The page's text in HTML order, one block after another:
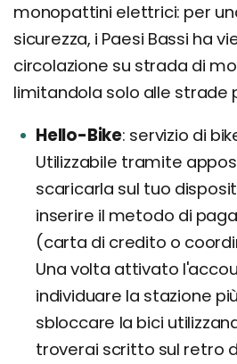
monopattini elettrici: per
sicurezza, i Paesi Bassi ha
circolazione su strada di
limitandola solo alle strade
Hello-Bike servizio di
Utilizzabile tramite
scaricarla sul tuo
inserire il metodo di
(carta di credito o
Una volta attivato
individuare la stazione
sbloccare la bici
troverai scritto sul retro